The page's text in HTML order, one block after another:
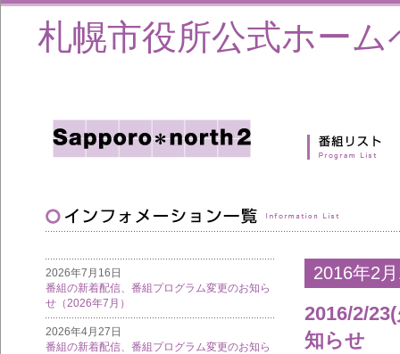
札幌市役所公式ホーム
2026年7月16日
番組の新着配信、番組プログラム変更のお知ら
せ（2026年7月）
2026年4月27日
番組の新着配信、番組プログラム変更のお知ら
2016年2
2016/2/
知らせ